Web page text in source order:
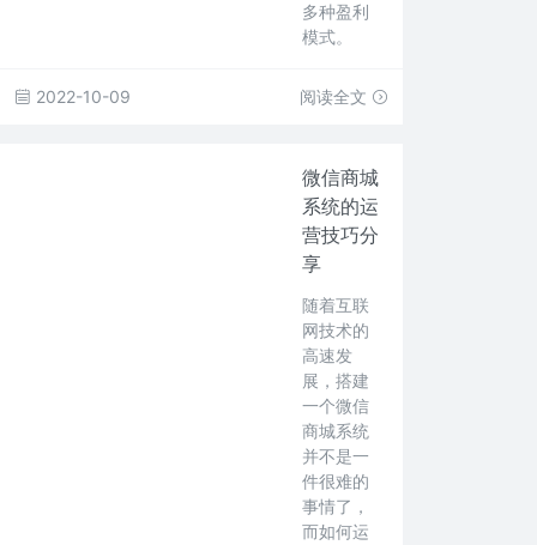
多种盈利
模式。
2022-10-09 阅读全文
微信商城
系统的运
营技巧分
享
随着互联
网技术的
高速发
展，搭建
一个微信
商城系统
并不是一
件很难的
事情了，
而如何运